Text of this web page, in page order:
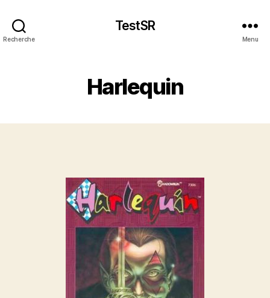
Recherche
TestSR
Menu
Harlequin